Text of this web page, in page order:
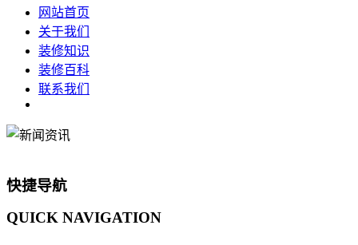
网站首页
关于我们
装修知识
装修百科
联系我们
快捷导航
QUICK NAVIGATION